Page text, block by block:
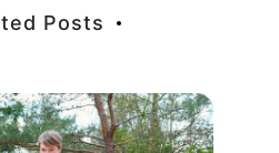
Posts